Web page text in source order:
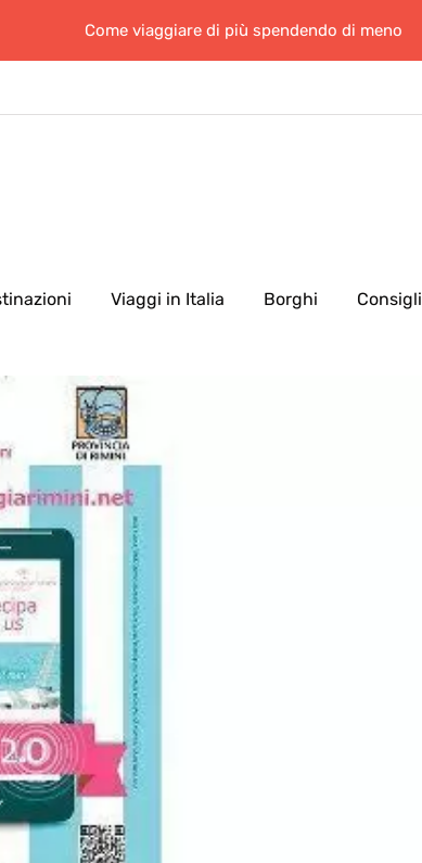
Come viaggiare di più spendendo di meno
Viaggi in Italia Borghi Consigli